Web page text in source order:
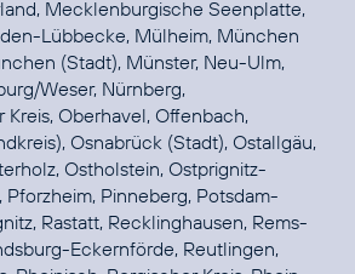
Mecklenburgische Seenplatte,
Lübbecke, Mülheim, München
(Stadt), Münster, Neu-Ulm,
Weser, Nürnberg,
Oberhavel, Offenbach,
Osnabrück (Stadt), Ostallgäu,
Ostholstein, Ostprignitz-
Pforzheim, Pinneberg, Potsdam-
Rastatt, Recklinghausen, Rems-
Eckernförde, Reutlingen,